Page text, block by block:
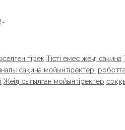
~!phoenix_var19!~
тірек Тісті емес жеңіл сақина
сақина мойынтіректері
Жеңіл сығылған мойынтіректер